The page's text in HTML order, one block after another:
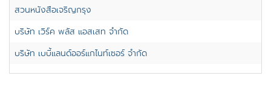
สวนหนังสือเจริญกรุง
บริษัท เวิร์ค พลัส แอสเสท จำกัด
บริษัท เบบี้แลนด์ออร์แกไนท์เซอร์ จำกัด